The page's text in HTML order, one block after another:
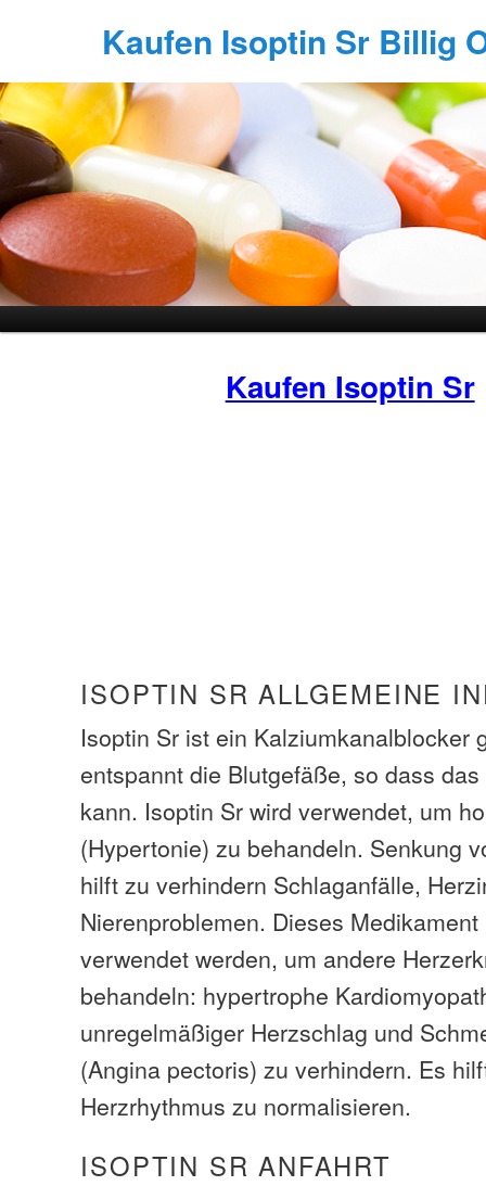
Kaufen Isoptin Sr Billig
Kaufen Isoptin Sr
ISOPTIN SR ALLGEMEINE
Isoptin Sr ist ein Kalziumkanalblocker
entspannt die Blutgefäße, so dass
kann. Isoptin Sr wird verwendet, um
(Hypertonie) zu behandeln. Senkung
hilft zu verhindern Schlaganfälle,
Nierenproblemen. Dieses
verwendet werden, um andere
behandeln: hypertrophe
unregelmäßiger Herzschlag und
(Angina pectoris) zu verhindern. Es
Herzrhythmus zu normalisieren.
ISOPTIN SR ANFAHRT